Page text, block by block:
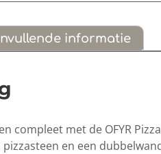
informatie
compleet met de OFYR
en een